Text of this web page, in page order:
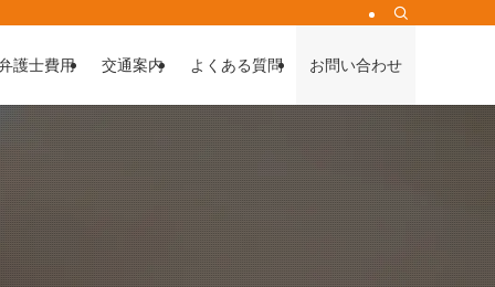
護士費用 交通案内 よくある質問 お問い合わせ